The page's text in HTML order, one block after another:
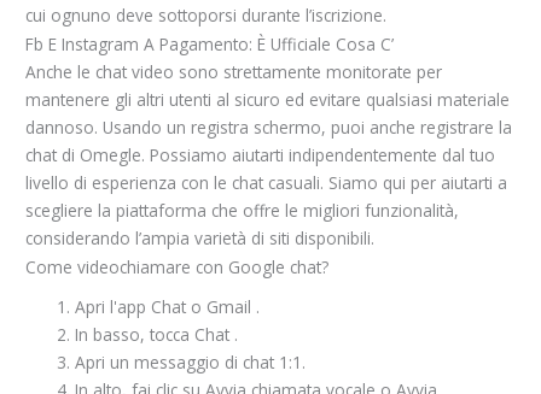
cui ognuno deve sottoporsi durante l’iscrizione.
Fb E Instagram A Pagamento: È Ufficiale Cosa C’
Anche le chat video sono strettamente monitorate per
mantenere gli altri utenti al sicuro ed evitare qualsiasi materiale
dannoso. Usando un registra schermo, puoi anche registrare la
chat di Omegle. Possiamo aiutarti indipendentemente dal tuo
livello di esperienza con le chat casuali. Siamo qui per aiutarti a
scegliere la piattaforma che offre le migliori funzionalità,
considerando l’ampia varietà di siti disponibili.
Come videochiamare con Google chat?
Apri l'app Chat o Gmail .
In basso, tocca Chat .
Apri un messaggio di chat 1:1.